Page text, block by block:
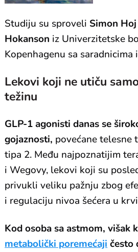
Studiju su sproveli Simon
Hokanson iz Univerzitetske
Kopenhagenu sa saradnicima
Lekovi koji ne utiču
težinu
GLP-1 agonisti danas se
gojaznosti, povećane telesne
tipa 2. Među najpoznatijim
i Wegovy, lekovi koji su
privukli veliku pažnju zbog
i regulaciju nivoa šećera u
Kod osoba sa astmom, višak
metabolički poremećaji često